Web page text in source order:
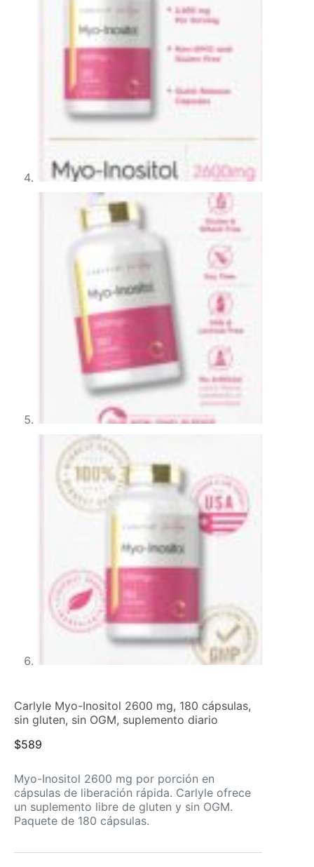
Carlyle Myo-Inositol 2600 mg, 180 cápsulas,
sin gluten, sin OGM, suplemento diario
$589
Myo-Inositol 2600 mg por porción en
cápsulas de liberación rápida. Carlyle ofrece
un suplemento libre de gluten y sin OGM.
Paquete de 180 cápsulas.